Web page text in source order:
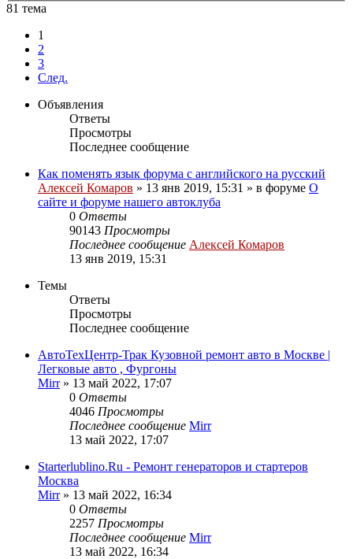
81 тема
1
2
3
След.
Объявления
Ответы
Просмотры
Последнее сообщение
Как поменять язык форума с английского на русский
Алексей Комаров » 13 янв 2019, 15:31 » в форуме О
сайте и форуме нашего автоклуба
0 Ответы
90143 Просмотры
Последнее сообщение Алексей Комаров
13 янв 2019, 15:31
Темы
Ответы
Просмотры
Последнее сообщение
АвтоТехЦентр-Трак Кузовной ремонт авто в Москве |
Легковые авто , Фургоны
Mirr» 13 май 2022, 17:07
0 Ответы
4046 Просмотры
Последнее сообщение Mirr
13 май 2022, 17:07
Starterlublino.Ru - Ремонт генераторов и стартеров
Москва
Mirr» 13 май 2022, 16:34
0 Ответы
2257 Просмотры
Последнее сообщение Mirr
13 май 2022, 16:34